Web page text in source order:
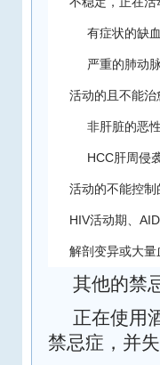
有症状的缺
严重的肺动
活动的且不能治
非肝脏的恶
HCC肝周侵
活动的不能控制
HIV活动期、
解剖变异或大
其他的禁
正在使用
禁忌症，并